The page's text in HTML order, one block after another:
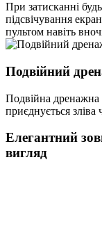
При затисканні
підсвічування
пультом навіть
Подвійний
Подвійна дренажна
приєднується зліва
Елегантний
вигляд